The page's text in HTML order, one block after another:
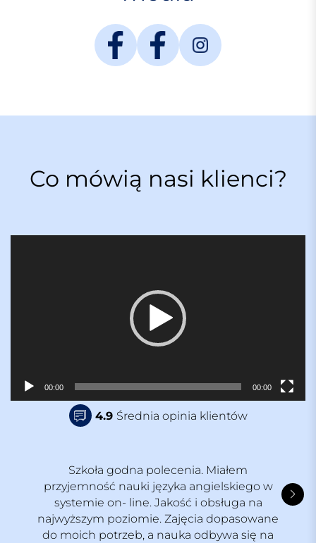
Co mówią nasi klienci?
w
a
r
z
z
v
i
o
00:00 00:00
4.9 Średnia opinia klientów
Szkoła godna polecenia. Miałem
przyjemność nauki języka angielskiego w
systemie on- line. Jakość i obsługa na
najwyższym poziomie. Zajęcia dopasowane
do moich potrzeb, a nauka odbywa się na